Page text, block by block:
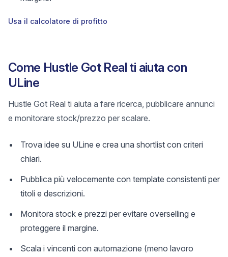
Usa il calcolatore di profitto
Come Hustle Got Real ti aiuta con
ULine
Hustle Got Real ti aiuta a fare ricerca, pubblicare annunci
e monitorare stock/prezzo per scalare.
Trova idee su ULine e crea una shortlist con criteri
chiari.
Pubblica più velocemente con template consistenti per
titoli e descrizioni.
Monitora stock e prezzi per evitare overselling e
proteggere il margine.
Scala i vincenti con automazione (meno lavoro